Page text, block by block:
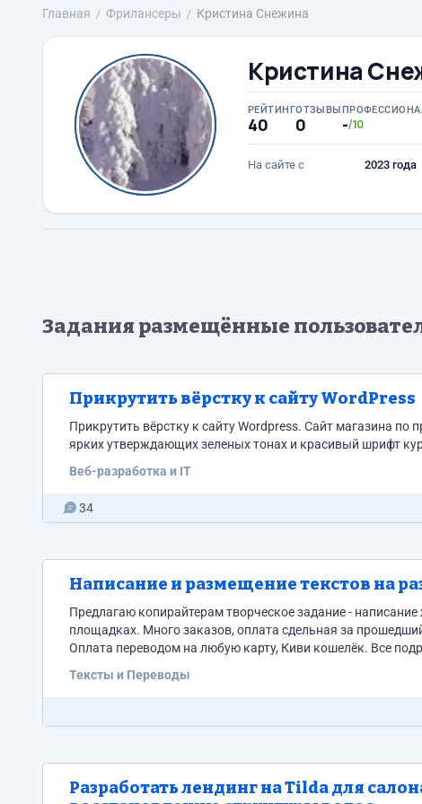
Главная Фрилансеры Кристина Снежина
Кристина
РЕЙТИНГ
40
ОТЗЫВЫ
0 -/10
На сайте с 2023 года
Задания размещённые
Прикрутить вёрстку к сайту WordPress
Прикрутить вёрстку к сайту Wordpress. Сайт магазина
ярких утверждающих зеленых тонах и красивый шрифт
Веб-разработка и IT
34
Написание и размещение текстов на
Предлагаю копирайтерам творческое задание - написание живых отзывов (от 150 до 1000 знаков) и размещение на разных
площадках. Много заказов, оплата сдельная за
Оплата переводом на любую карту, Киви кошелёк. Все
Тексты и Переводы
Разработать лендинг на Tilda для